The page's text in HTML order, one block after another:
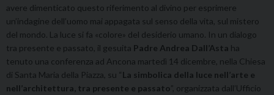
avere dimenticato questo riferimento al divino per esprimere
un’indagine dell’uomo mai appagata sul senso della vita, sul mistero
del mondo. La luce si fa «colore» del desiderio umano. In un dialogo
tra presente e passato, il gesuita Padre Andrea Dall’Asta ha
tenuto una conferenza ad Ancona martedì 14 dicembre, nella Chiesa
di Santa Maria della Piazza, su “La simbolica della luce nell’arte e
nell’architettura, tra presente e passato”, organizzata dall’Ufficio